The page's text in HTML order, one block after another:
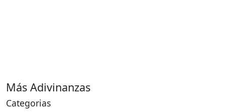
Más Adivinanzas
Categorias